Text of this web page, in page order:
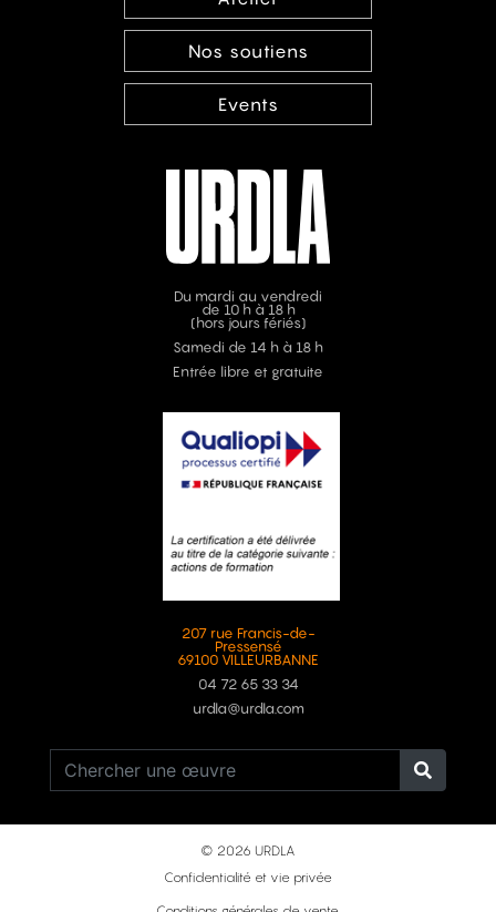
Nos soutiens
Events
Du mardi au vendredi
de 10 h à 18 h
(hors jours fériés)
Samedi de 14 h à 18 h
Entrée libre et gratuite
207 rue Francis-de-
Pressensé
69100 VILLEURBANNE
04 72 65 33 34
urdla@urdla.com
© 2026 URDLA
Confidentialité et vie privée